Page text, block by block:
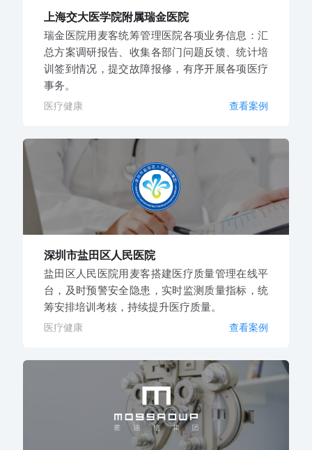
上海交大医学院附属瑞金医院
瑞金医院用麦客统筹管理医院各项业务信息：汇
总方案调研报告、收集各部门问题反馈、统计培
训签到情况，提交故障报修，有序开展各项医疗
事务。
医疗健康 查看案例
深圳市盐田区人民医院
盐田区人民医院用麦客搭建医疗质量管理在线平
台，及时预警安全隐患，实时监测质量指标，统
筹安排培训考核，持续提升医疗质量。
医疗健康 查看案例